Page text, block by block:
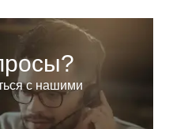
с нашими